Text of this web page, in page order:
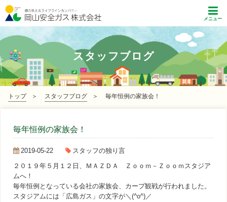
メニュー
スタッフブログ
トップ スタッフブログ 毎年恒例の家族会！
毎年恒例の家族会！
2019-05-22
スタッフの独り言
２０１９年５月１２日、ＭＡＺＤＡ Ｚｏｏｍ－Ｚｏｏｍスタジア
ムへ！
毎年恒例となっている会社の家族会、カープ観戦が行われました。
スタジアムには「広島ガス」の文字が＼(^o^)／